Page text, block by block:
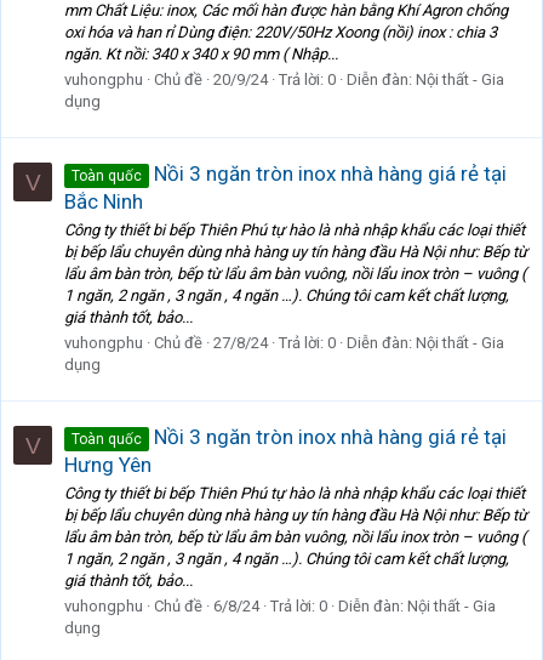
mm Chất Liệu: inox, Các mối hàn được hàn bằng Khí Agron chống
oxi hóa và han rỉ Dùng điện: 220V/50Hz Xoong (nồi) inox : chia 3
ngăn. Kt nồi: 340 x 340 x 90 mm ( Nhập...
vuhongphu
Chủ đề 20/9/24 Trả lời: 0 Diễn đàn: Nội thất - Gia
dụng
V Toàn quốc
Nồi 3 ngăn tròn inox nhà hàng giá rẻ tại
Bắc Ninh
Công ty thiết bi bếp Thiên Phú tự hào là nhà nhập khẩu các loại thiết
bị bếp lẩu chuyên dùng nhà hàng uy tín hàng đầu Hà Nội như: Bếp từ
lẩu âm bàn tròn, bếp từ lẩu âm bàn vuông, nồi lẩu inox tròn – vuông (
1 ngăn, 2 ngăn , 3 ngăn , 4 ngăn …). Chúng tôi cam kết chất lượng,
giá thành tốt, bảo...
vuhongphu
Chủ đề 27/8/24 Trả lời: 0 Diễn đàn: Nội thất - Gia
dụng
V Toàn quốc
Nồi 3 ngăn tròn inox nhà hàng giá rẻ tại
Hưng Yên
Công ty thiết bi bếp Thiên Phú tự hào là nhà nhập khẩu các loại thiết
bị bếp lẩu chuyên dùng nhà hàng uy tín hàng đầu Hà Nội như: Bếp từ
lẩu âm bàn tròn, bếp từ lẩu âm bàn vuông, nồi lẩu inox tròn – vuông (
1 ngăn, 2 ngăn , 3 ngăn , 4 ngăn …). Chúng tôi cam kết chất lượng,
giá thành tốt, bảo...
vuhongphu
Chủ đề 6/8/24 Trả lời: 0 Diễn đàn: Nội thất - Gia
dụng